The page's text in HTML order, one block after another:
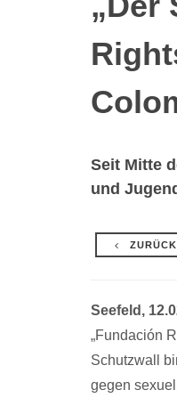
Seit Mitte
und
Seefeld,
„Fundación
Schutzwall
gegen